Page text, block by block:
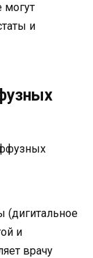
и
(дигитальное
и
врачу